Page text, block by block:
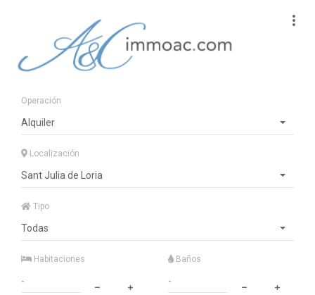
Operación
Alquiler
Localización
Sant Julia de Loria
Tipo
Todas
Habitaciones Baños